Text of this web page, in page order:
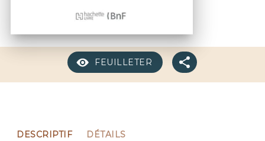
FEUILLETER
DESCRIPTIF DÉTAILS